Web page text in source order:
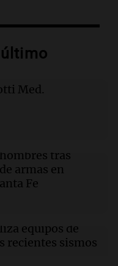
Sudamericana
excluye a
a la guerra
transporte de
extranjeros
terremoto me
si salir
Med.
tras
armas en
Fe
equipos de
recientes sismos